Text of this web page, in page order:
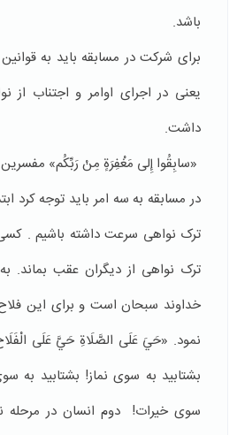
باشد.
برای شرکت در مسابقه باید به
یعنی در اجرای اوامر و اجتناب از
داشت.
«سابِقُوا إِلى مَغْفِرَةٍ مِنْ رَبِّكُم»
در مسابقه به سه امر باید توجه کرد
ترک نواهی سرعت داشته باشیم . کسی
ترک نواهی از دیگران عقب بماند.
خداوند سبحان است و برای این
نمود. «حَيَ‏ عَلَى‏ الصَّلَاةِ حَيَّ عَلَى
بشتابید به سوی نماز! بشتابید به
سوی خیرات! دوم انسان در مرحله